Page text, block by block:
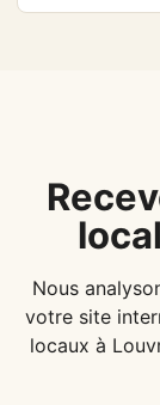
Nous
votre site
locaux à